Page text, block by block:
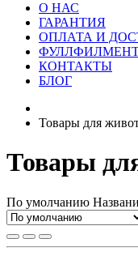
О НАС
ГАРАНТИЯ
ОПЛАТА И
КОНТАКТЫ
БЛОГ
Товары для
Товары
По умолчанию